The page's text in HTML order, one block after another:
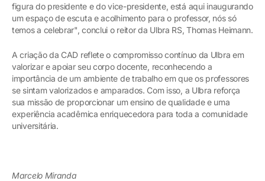
figura do presidente e do vice-presidente, está aqui inaugurando
um espaço de escuta e acolhimento para o professor, nós só
temos a celebrar", conclui o reitor da Ulbra RS, Thomas Heimann.
A criação da CAD reflete o compromisso contínuo da Ulbra em
valorizar e apoiar seu corpo docente, reconhecendo a
importância de um ambiente de trabalho em que os professores
se sintam valorizados e amparados. Com isso, a Ulbra reforça
sua missão de proporcionar um ensino de qualidade e uma
experiência acadêmica enriquecedora para toda a comunidade
universitária.
Marcelo Miranda